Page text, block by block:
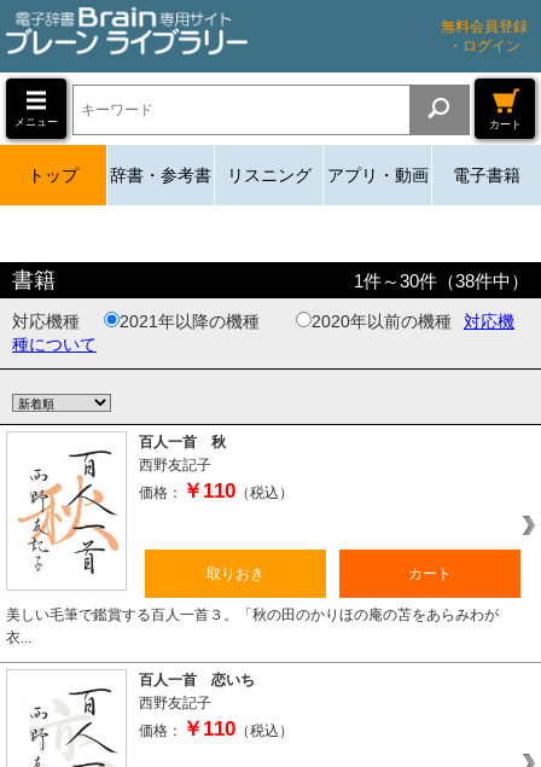
無料会員登録
・ログイン
メニュー カート
トップ 辞書・参考書 リスニング アプリ・動画 電子書籍
書籍 1件～30件（38件中）
対応機種 2021年以降の機種 2020年以前の機種
対応機
種について
百人一首 秋
西野友記子
価格：
￥110 （税込）
取りおき カート
美しい毛筆で鑑賞する百人一首３。「秋の田のかりほの庵の苫をあらみわが
衣...
百人一首 恋いち
西野友記子
価格：
￥110 （税込）